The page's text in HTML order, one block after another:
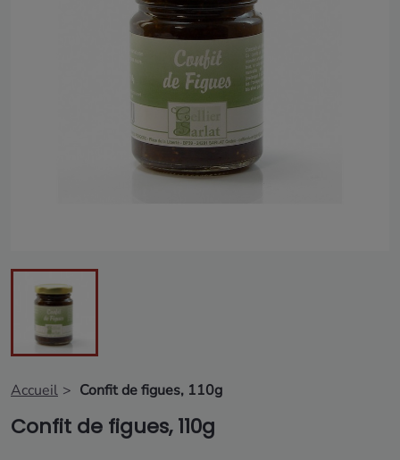
Accueil Confit de figues, 110g
Confit de figues, 110g